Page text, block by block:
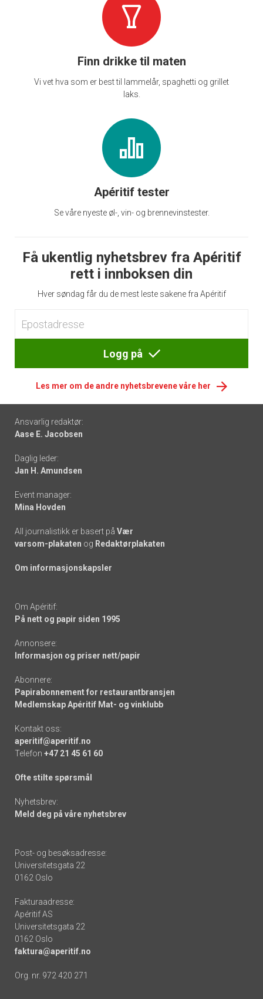
Finn drikke til maten
Vi vet hva som er best til lammelår, spaghetti og grillet
laks.
Apéritif tester
Se våre nyeste øl-, vin- og brennevinstester.
Få ukentlig nyhetsbrev fra Apéritif
rett i innboksen din
Hver søndag får du de mest leste sakene fra Apéritif
Logg på
Les mer om de andre nyhetsbrevene våre her
Footer
-
links
Ansvarlig redaktør:
Aase E. Jacobsen
Daglig leder:
Jan H. Amundsen
Event manager:
Mina Hovden
All journalistikk er basert på Vær
varsom-plakaten og Redaktørplakaten
Om informasjonskapsler
Om Apéritif:
På nett og papir siden 1995
Annonsere:
Informasjon og priser nett/papir
Abonnere:
Papirabonnement for restaurantbransjen
Medlemskap Apéritif Mat- og vinklubb
Kontakt oss:
aperitif@aperitif.no
Telefon +47 21 45 61 60
Ofte stilte spørsmål
Nyhetsbrev:
Meld deg på våre nyhetsbrev
Post- og besøksadresse:
Universitetsgata 22
0162 Oslo
Fakturaadresse:
Apéritif AS
Universitetsgata 22
0162 Oslo
faktura@aperitif.no
Org. nr. 972 420 271